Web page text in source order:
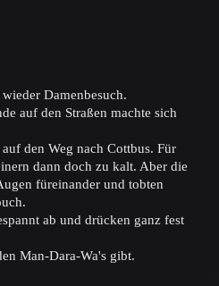
Damenbesuch.
auf den Straßen machte sich
den Weg nach Cottbus. Für
dann doch zu kalt. Aber die
füreinander und tobten
ab und drücken ganz fest
Man-Dara-Wa's gibt.